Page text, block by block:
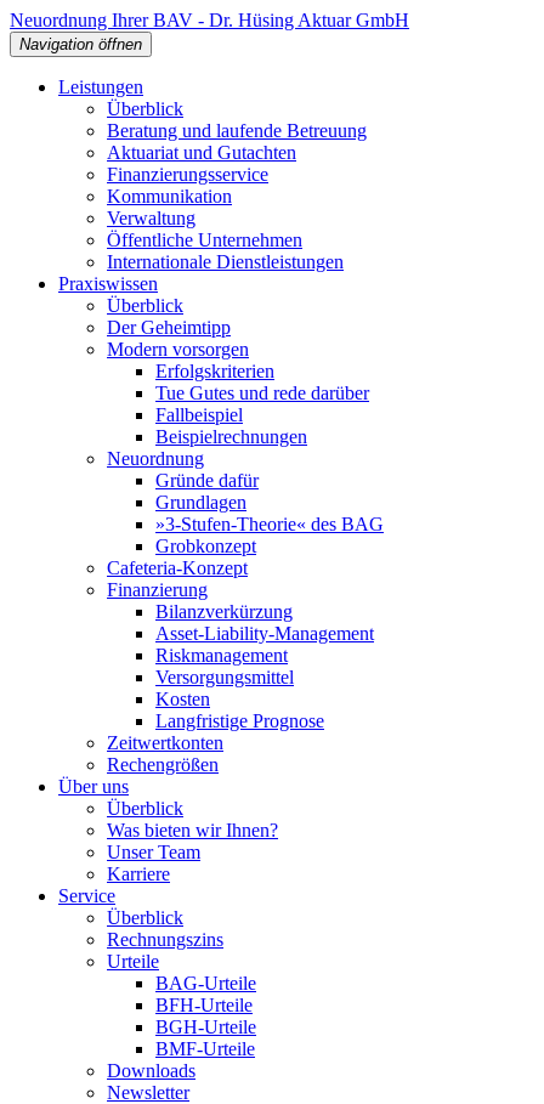
Neuordnung Ihrer BAV - Dr. Hüsing Aktuar GmbH
Navigation öffnen
Leistungen
Überblick
Beratung und laufende Betreuung
Aktuariat und Gutachten
Finanzierungsservice
Kommunikation
Verwaltung
Öffentliche Unternehmen
Internationale Dienstleistungen
Praxiswissen
Überblick
Der Geheimtipp
Modern vorsorgen
Erfolgskriterien
Tue Gutes und rede darüber
Fallbeispiel
Beispielrechnungen
Neuordnung
Gründe dafür
Grundlagen
»3-Stufen-Theorie« des BAG
Grobkonzept
Cafeteria-Konzept
Finanzierung
Bilanzverkürzung
Asset-Liability-Management
Riskmanagement
Versorgungsmittel
Kosten
Langfristige Prognose
Zeitwertkonten
Rechengrößen
Über uns
Überblick
Was bieten wir Ihnen?
Unser Team
Karriere
Service
Überblick
Rechnungszins
Urteile
BAG-Urteile
BFH-Urteile
BGH-Urteile
BMF-Urteile
Downloads
Newsletter